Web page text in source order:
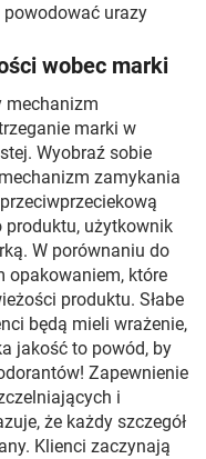
urazy
wobec marki
mechanizm
marki w
Wyobraź sobie
zamykania
produktu, użytkownik
W porównaniu do
opakowaniem, które
produktu. Słabe
będą mieli wrażenie,
jakość to powód, by
Zapewnienie
i
że każdy szczegół
Klienci zaczynają